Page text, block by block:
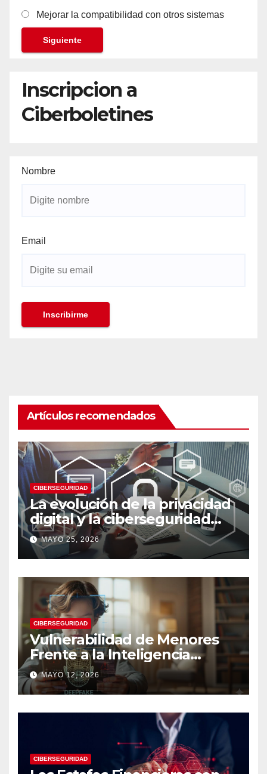
Mejorar la compatibilidad con otros sistemas
Siguiente
Inscripcion a
Ciberboletines
Nombre
Email
Artículos recomendados
CIBERSEGURIDAD
La evolución de la privacidad
digital y la ciberseguridad
moderna
MAYO 25, 2026
CIBERSEGURIDAD
Vulnerabilidad de Menores
Frente a la Inteligencia
Artificial: Riesgos Digitales,
Manipulación y Protección
Tecnológica
MAYO 12, 2026
CIBERSEGURIDAD